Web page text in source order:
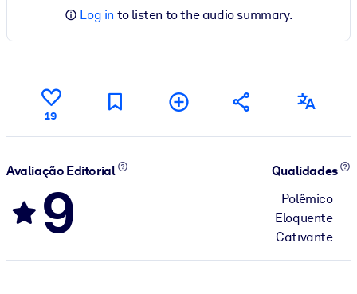
Log in to listen to the audio summary.
19
Avaliação Editorial
9
Qualidades
Polêmico
Eloquente
Cativante